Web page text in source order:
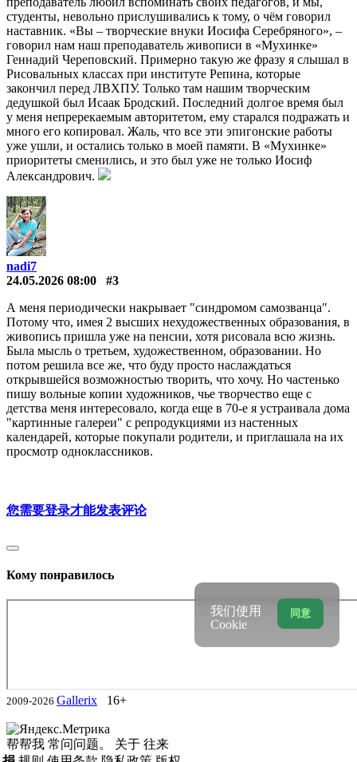
студенты, невольно прислушивались к тому, о чём говорил
наставник. «Вы – творческие внуки Иосифа Серебряного», –
говорил нам наш преподаватель живописи в «Мухинке»
Геннадий Череповский. Примерно такую же фразу я слышал в
Рисовальных классах при институте Репина, которые
закончил перед ЛВХПУ. Только там нашим творческим
дедушкой был Исаак Бродский. Последний долгое время был
у меня непререкаемым авторитетом, ему старался подражать и
много его копировал. Жаль, что все эти эпигонские работы
уже ушли, и остались только в моей памяти. В «Мухинке»
приоритеты сменились, и это был уже не только Иосиф
Александрович.
nadi7
24.05.2026 08:00
#3
А меня периодически накрывает "синдромом самозванца".
Потому что, имея 2 высших нехудожественных образования, в
живопись пришла уже на пенсии, хотя рисовала всю жизнь.
Была мысль о третьем, художественном, образовании. Но
потом решила все же, что буду просто наслаждаться
открывшейся возможностью творить, что хочу. Но частенько
пишу вольные копии художников, чье творчество еще с
детства меня интересовало, когда еще в 70-е я устраивала дома
"картинные галереи" с репродукциями из настенных
календарей, которые покупали родители, и приглашала на их
просмотр одноклассников.
您需要登录才能发表评论
Кому понравилось
2009-2026 Gallerix 16+
帮帮我 常问问题。 关于 往来
同意
我们使用
Cookie